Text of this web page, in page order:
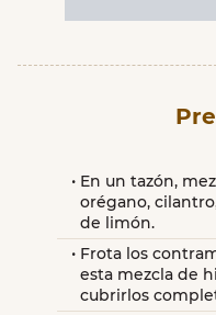
En un tazón,
orégano,
de limón.
Frota los
esta mezcla de
cubrirlos